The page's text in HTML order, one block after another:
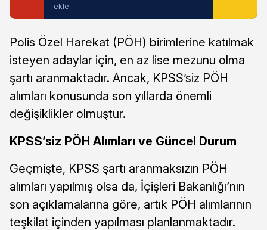
ekle
Polis Özel Harekat (PÖH) birimlerine katılmak
isteyen adaylar için, en az lise mezunu olma
şartı aranmaktadır. Ancak, KPSS’siz PÖH
alımları konusunda son yıllarda önemli
değişiklikler olmuştur.
KPSS’siz PÖH Alımları ve Güncel Durum
Geçmişte, KPSS şartı aranmaksızın PÖH
alımları yapılmış olsa da, İçişleri Bakanlığı’nın
son açıklamalarına göre, artık PÖH alımlarının
teşkilat içinden yapılması planlanmaktadır.